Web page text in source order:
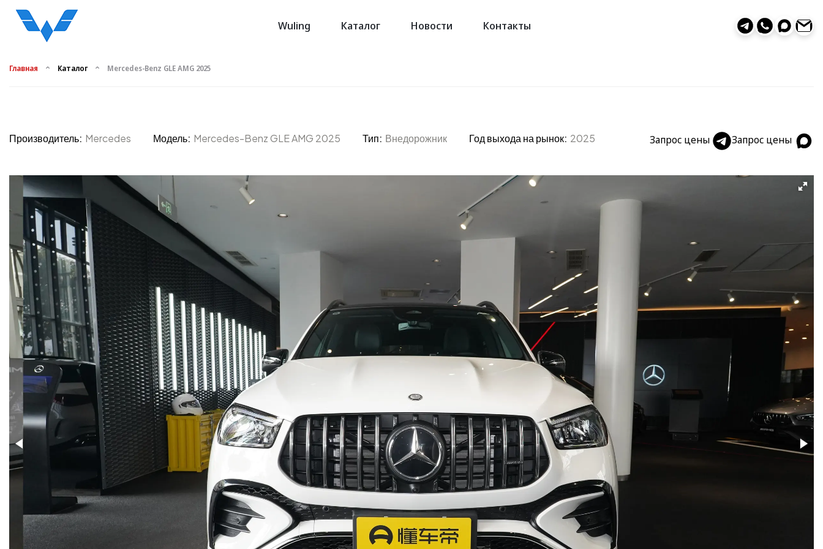
Wuling Каталог Новости Контакты
Главная Каталог Mercedes-Benz GLE AMG 2025
Производитель: Mercedes Модель: Mercedes-Benz GLE AMG 2025 Тип: Внедорожник Год выхода на рынок: 2025 Запрос цены Запрос цены